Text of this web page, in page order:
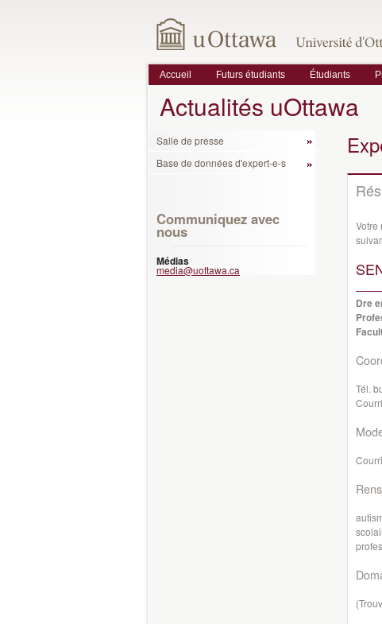
Accueil Futurs étudiants Étudiants
Actualités uOttawa
Salle de presse
Base de données d'expert-e-s
Communiquez avec
nous
Médias
media@uottawa.ca
Votre
Dre
Tél.